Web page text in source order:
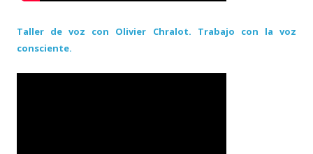
Taller de voz con Olivier Chralot. Trabajo con la voz
consciente.